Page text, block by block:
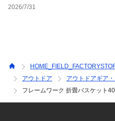
2026/7/31
アウトドア
アウトドアギア
フレームワーク 折畳バスケット40